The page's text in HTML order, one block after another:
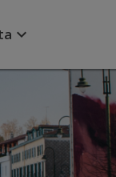
expand_more